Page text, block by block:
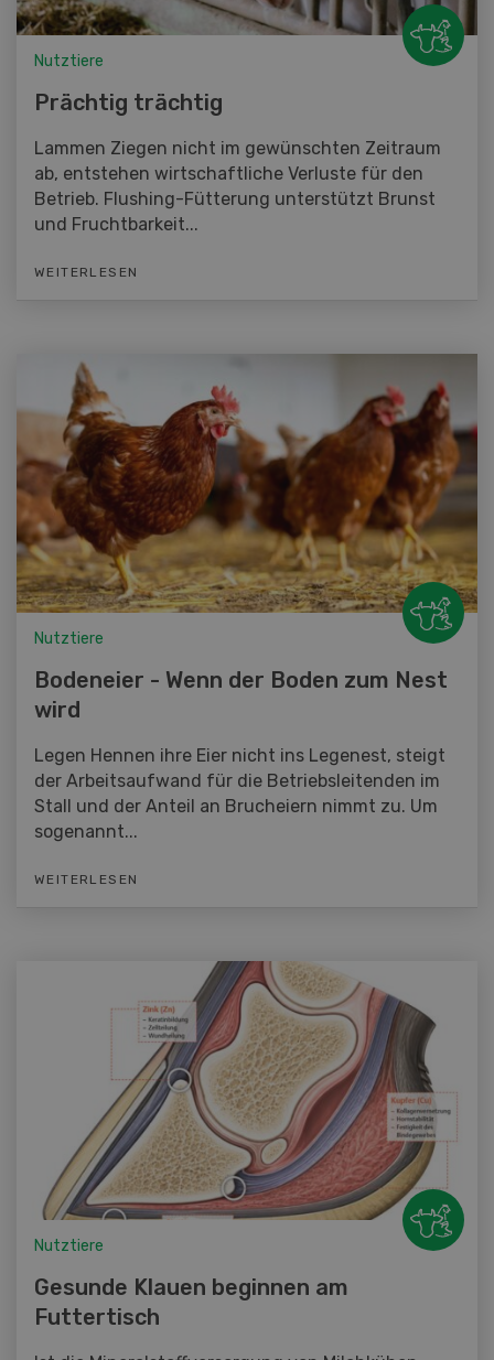
Nutztiere
Prächtig trächtig
Lammen Ziegen nicht im gewünschten Zeitraum
ab, entstehen wirtschaftliche Verluste für den
Betrieb. Flushing-Fütterung unterstützt Brunst
und Fruchtbarkeit...
WEITERLESEN
Nutztiere
Bodeneier - Wenn der Boden zum Nest
wird
Legen Hennen ihre Eier nicht ins Legenest, steigt
der Arbeitsaufwand für die Betriebsleitenden im
Stall und der Anteil an Brucheiern nimmt zu. Um
sogenannt...
WEITERLESEN
Nutztiere
Gesunde Klauen beginnen am
Futtertisch